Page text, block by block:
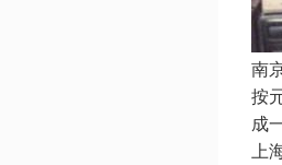
南
按
成
上